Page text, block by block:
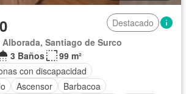
Destacado
Santiago de Surco
3 Baños
99 m²
con discapacidad
Ascensor
Barbacoa